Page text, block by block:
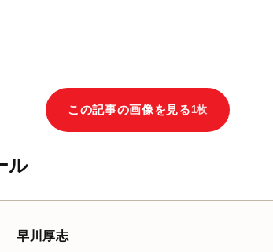
この記事の画像を見る 1枚
ル
早川厚志